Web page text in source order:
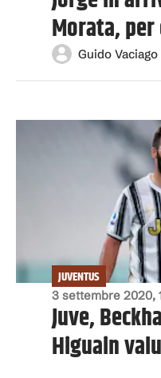
Morata,
Guido Vaciago
3 settembre 2020,
JUVENTUS
Juve,
Higuain